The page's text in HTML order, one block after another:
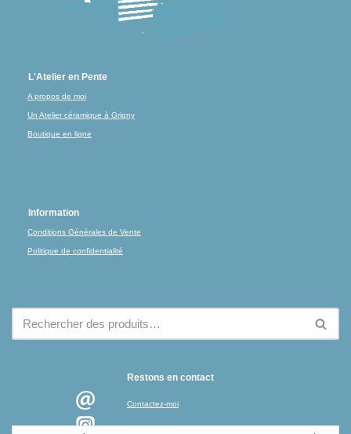
L'Atelier en Pente
A propos de moi
Un Atelier céramique à Grigny
Boutique en ligne
Information
Conditions Générales de Vente
Politique de confidentialité
Restons en contact
Contactez-moi